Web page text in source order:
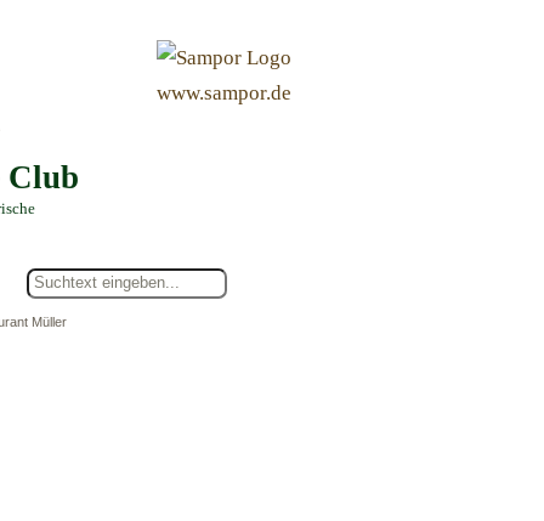
Club
www.sampor.de
Müller